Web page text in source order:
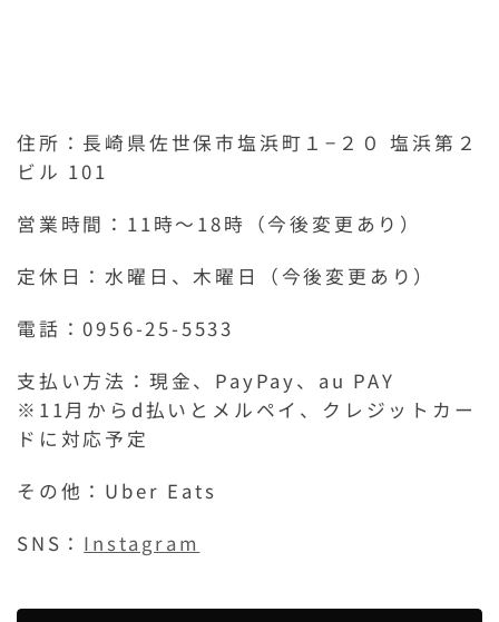
住所：長崎県佐世保市塩浜町１−２０ 塩浜第２
ビル 101
営業時間：11時～18時（今後変更あり）
定休日：水曜日、木曜日（今後変更あり）
電話：0956-25-5533
支払い方法：現金、PayPay、au PAY
※11月からd払いとメルペイ、クレジットカー
ドに対応予定
その他：Uber Eats
SNS： Instagram